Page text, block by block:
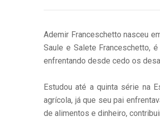
Ademir Franceschetto nasceu
Saule e Salete Franceschetto,
enfrentando desde cedo os
Estudou até a quinta série na
agrícola, já que seu pai
de alimentos e dinheiro,